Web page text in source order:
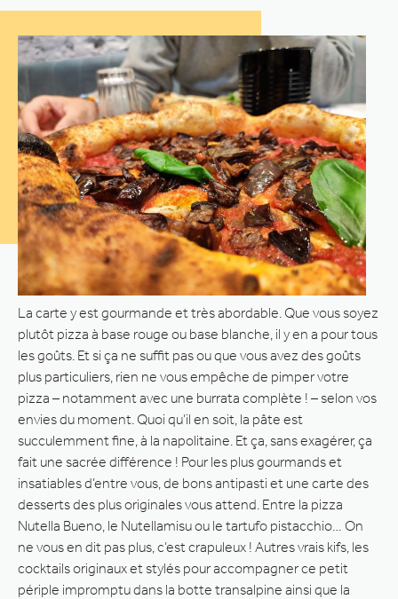
La carte y est gourmande et très abordable. Que vous soyez
plutôt pizza à base rouge ou base blanche, il y en a pour tous
les goûts. Et si ça ne suffit pas ou que vous avez des goûts
plus particuliers, rien ne vous empêche de pimper votre
pizza – notamment avec une burrata complète ! – selon vos
envies du moment. Quoi qu’il en soit, la pâte est
succulemment fine, à la napolitaine. Et ça, sans exagérer, ça
fait une sacrée différence ! Pour les plus gourmands et
insatiables d’entre vous, de bons antipasti et une carte des
desserts des plus originales vous attend. Entre la pizza
Nutella Bueno, le Nutellamisu ou le tartufo pistacchio… On
ne vous en dit pas plus, c’est crapuleux ! Autres vrais kifs, les
cocktails originaux et stylés pour accompagner ce petit
périple impromptu dans la botte transalpine ainsi que la